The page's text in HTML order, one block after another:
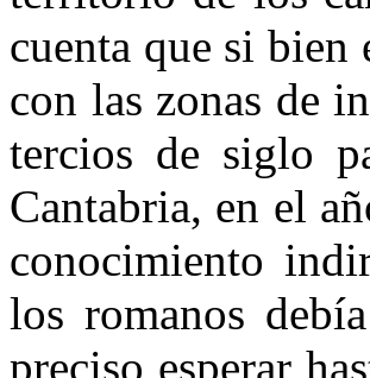
cuenta que si
con las zonas de
tercios de siglo
Cantabria, en el
conocimiento
los romanos
preciso esperar